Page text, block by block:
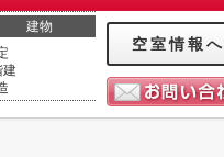
建物
建
空室情報へ